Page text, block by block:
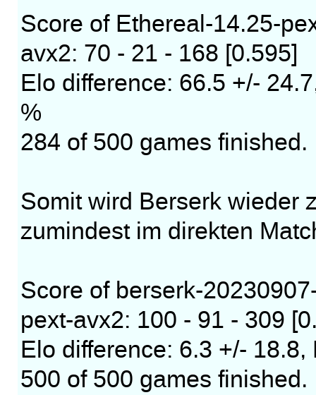
Score of Ethereal-14.25-
avx2: 70 - 21 - 168 [0.595]
Elo difference: 66.5 +/-
%
284 of 500 games finished.
Somit wird Berserk wieder
zumindest im direkten
Score of berserk-
pext-avx2: 100 - 91 - 309
Elo difference: 6.3 +/-
500 of 500 games finished.